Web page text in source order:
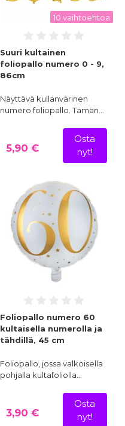
10 vaihtoehtoa
Suuri kultainen
foliopallo numero 0 - 9,
86cm
Näyttävä kullanvärinen
numero foliopallo. Tämän…
5,90 €
Osta
nyt!
Foliopallo numero 60
kultaisella numerolla ja
tähdillä, 45 cm
Foliopallo, jossa valkoisella
pohjalla kultafoliolla…
3,90 €
Osta
nyt!